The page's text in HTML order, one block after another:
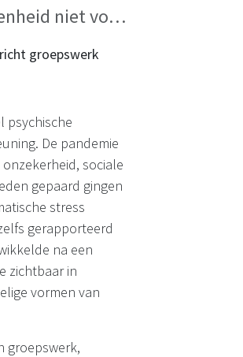
niet volstaat
groepswerk
psychische
De pandemie
sociale
gepaard gingen
stress
gerapporteerd
na een
zichtbaar in
vormen van
groepswerk,